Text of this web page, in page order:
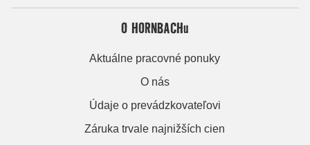
O HORNBACHu
Aktuálne pracovné ponuky
O nás
Údaje o prevádzkovateľovi
Záruka trvale najnižších cien